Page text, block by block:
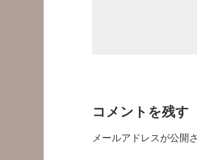
コメントを残す
メールアドレスが公開